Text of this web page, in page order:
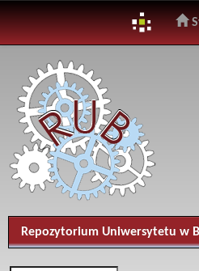
navigation
Repozytorium Uniwersytetu w